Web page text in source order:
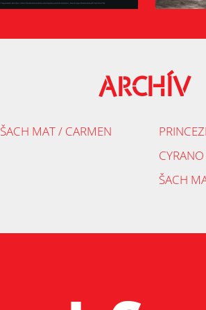
ARCHÍV
ŠACH MAT / CARMEN
ŠACH